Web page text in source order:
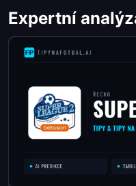
Expertní